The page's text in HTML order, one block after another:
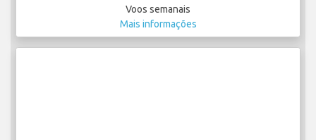
Voos semanais
Mais informações